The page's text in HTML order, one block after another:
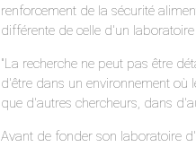
renforcement de la sécurité
différente de celle d'un
"La recherche ne peut pas être
d'être dans un environnement
que d'autres chercheurs, dans
Avant de fonder son laboratoire